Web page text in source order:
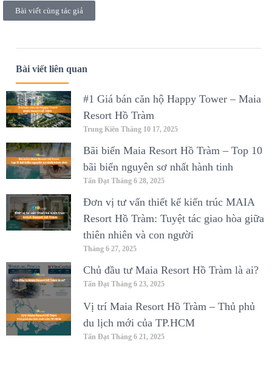
Bài viết cùng tác giả
Bài viết liên quan
#1 Giá bán căn hộ Happy Tower – Maia
Resort Hồ Tràm
Trung Kiên Tháng 10 17, 2025
Bãi biển Maia Resort Hồ Tràm – Top 10
bãi biển nguyên sơ nhất hành tinh
Tấn Đạt Tháng 6 28, 2025
Đơn vị tư vấn thiết kế kiến trúc MAIA
Resort Hồ Tràm: Tuyệt tác giao hòa giữa
thiên nhiên và con người
Tháng 6 27, 2025
Chủ đầu tư Maia Resort Hồ Tràm là ai?
Tấn Đạt Tháng 6 23, 2025
Vị trí Maia Resort Hồ Tràm – Thủ phủ
du lịch mới của TP.HCM
Tấn Đạt Tháng 6 21, 2025